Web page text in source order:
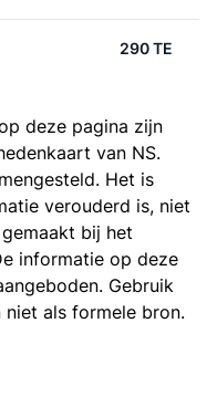
290 TE
deze pagina zijn
van NS.
Het is
verouderd is, niet
bij het
informatie op deze
Gebruik
als formele bron.